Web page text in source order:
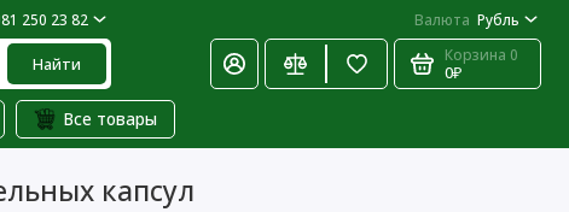
250 23 82 Валюта Рубль
Найти Корзина 0
0₽
Все товары
капсул